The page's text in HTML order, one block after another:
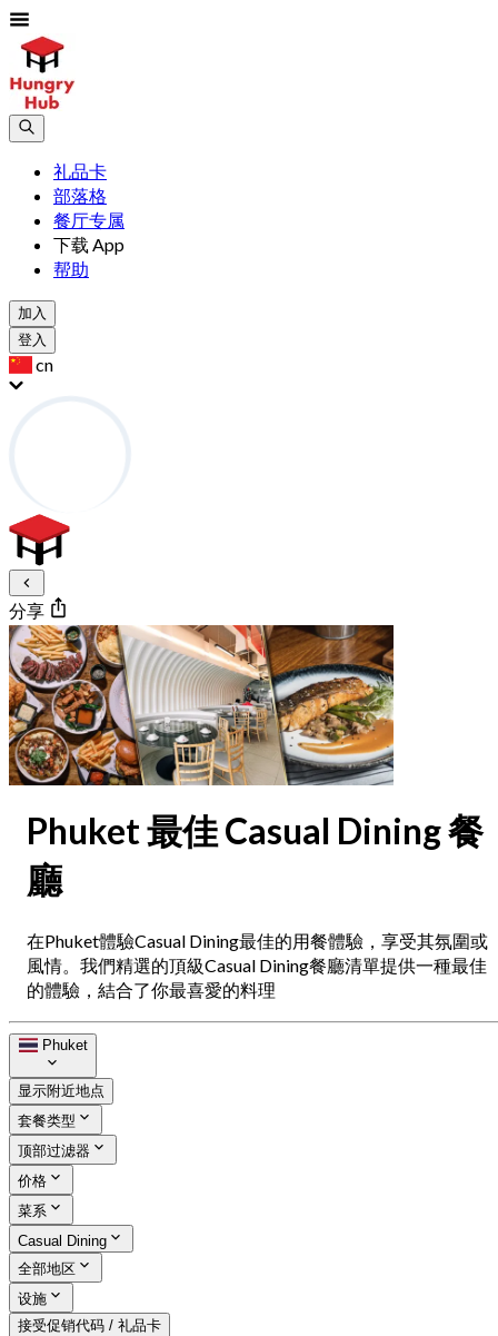
礼品卡
部落格
餐厅专属
下载 App
帮助
加入
登入
cn
分享
Phuket 最佳 Casual Dining 餐
廳
在Phuket體驗Casual Dining最佳的用餐體驗，享受其氛圍或
風情。我們精選的頂級Casual Dining餐廳清單提供一種最佳
的體驗，結合了你最喜愛的料理
Phuket
显示附近地点
套餐类型
顶部过滤器
价格
菜系
Casual Dining
全部地区
设施
接受促销代码 / 礼品卡